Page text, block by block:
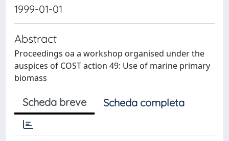
1999-01-01
Abstract
Proceedings oa a workshop organised under the
auspices of COST action 49: Use of marine primary
biomass
Scheda breve Scheda completa